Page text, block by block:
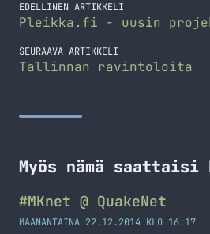
EDELLINEN ARTIKKELI
Pleikka.fi - uusin
SEURAAVA ARTIKKELI
Tallinnan ravintoloita
Myös nämä
#MKnet @ QuakeNet
MAANANTAINA 22.12.2014 KLO 16:17